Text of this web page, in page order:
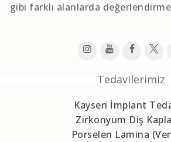
gibi farklı alanlarda
Tedavilerimiz
Kayseri İmplant
Zirkonyum Diş
Porselen Lamina